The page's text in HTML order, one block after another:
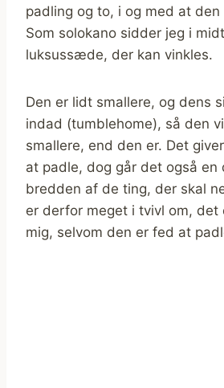
padling og to, i og med at
Som solokano sidder jeg i
luksussæde, der kan vinkles.
Den er lidt smallere, og dens
indad (tumblehome), så den
smallere, end den er. Det
at padle, dog går det også en
bredden af de ting, der skal
er derfor meget i tvivl om, det
mig, selvom den er fed at